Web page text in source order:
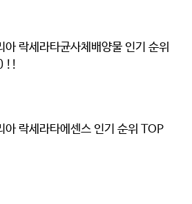
아 락세라타균사체배양물 인기 순위
!!
아 락세라타에센스 인기 순위 TOP